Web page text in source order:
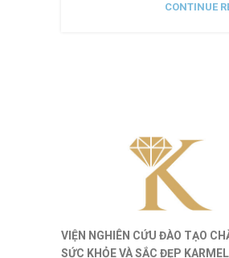
CONTINUE
VIỆN NGHIÊN CỨU ĐÀO TẠO
SỨC KHỎEVÀSẮC ĐẸP KARMEL